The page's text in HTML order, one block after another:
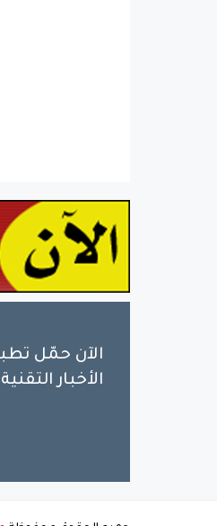
الآن حمّل
الأخبار